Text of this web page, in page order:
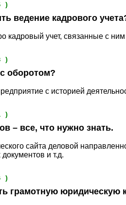
)
ведение кадрового
кадровый учет, связанные с
)
оборотом?
с историей
)
– все, что нужно знать.
сайта деловой
и т.д.
)
грамотную юридическую